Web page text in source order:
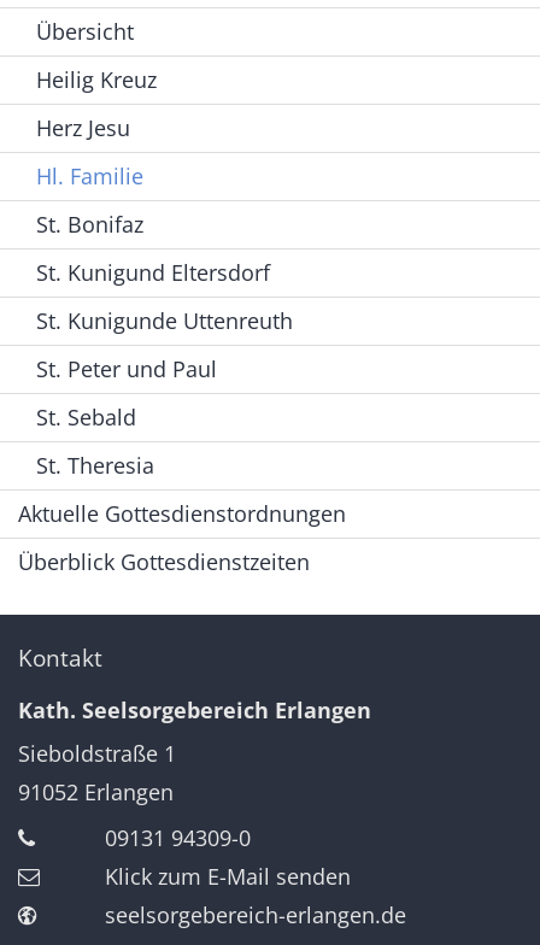
Übersicht
Heilig Kreuz
Herz Jesu
Hl. Familie
St. Bonifaz
St. Kunigund Eltersdorf
St. Kunigunde Uttenreuth
St. Peter und Paul
St. Sebald
St. Theresia
Aktuelle Gottesdienstordnungen
Überblick Gottesdienstzeiten
Kontakt
Kath. Seelsorgebereich Erlangen
Sieboldstraße 1
91052 Erlangen
09131 94309-0
Klick zum E-Mail senden
seelsorgebereich-erlangen.de